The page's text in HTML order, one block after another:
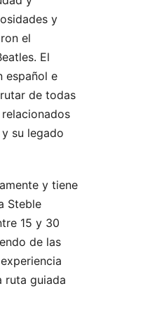
y
el
El
español e
de todas
su legado
y tiene
Steble
15 y 30
de las
ruta guiada